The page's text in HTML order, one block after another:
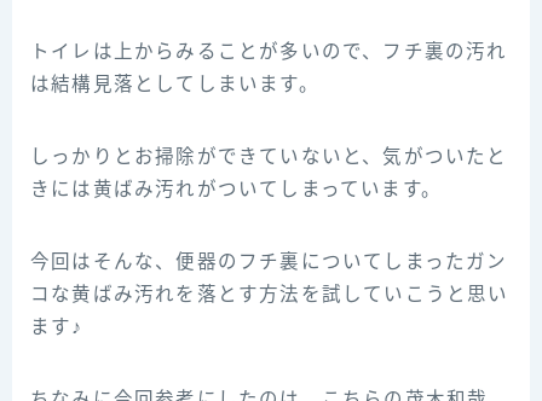
トイレは上からみることが多いので、フチ裏の汚れ
は結構見落としてしまいます。
しっかりとお掃除ができていないと、気がついたと
きには黄ばみ汚れがついてしまっています。
今回はそんな、便器のフチ裏についてしまったガン
コな黄ばみ汚れを落とす方法を試していこうと思い
ます♪